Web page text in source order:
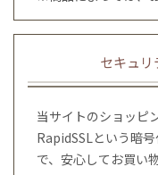
セキュリ
当サイトのショッピ
RapidSSLという暗
で、安心してお買い